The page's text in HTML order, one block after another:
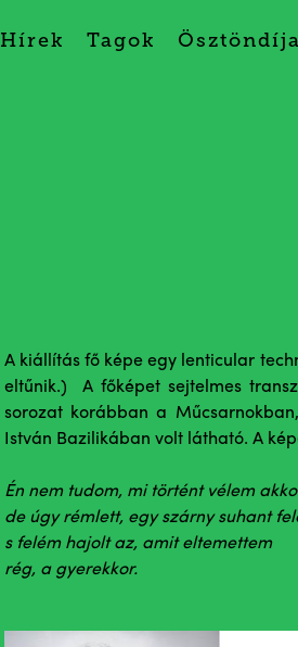
Hírek Tagok
A kiállítás fő képe egy lenticular
eltűnik.) A főképet sejtelmes
sorozat korábban a
István Bazilikában volt látható. A
Én nem tudom, mi történt vélem
de úgy rémlett, egy szárny suhant
s felém hajolt az, amit eltemettem
rég, a gyerekkor.